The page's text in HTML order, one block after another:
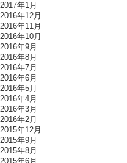
2017年1月
2016年12月
2016年11月
2016年10月
2016年9月
2016年8月
2016年7月
2016年6月
2016年5月
2016年4月
2016年3月
2016年2月
2015年12月
2015年9月
2015年8月
2015年6月